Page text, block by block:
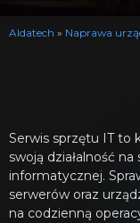
Aldatech » Naprawa
Serwis sprzętu IT to
swoją działalność
informatycznej.
serwerów oraz
na codzienną